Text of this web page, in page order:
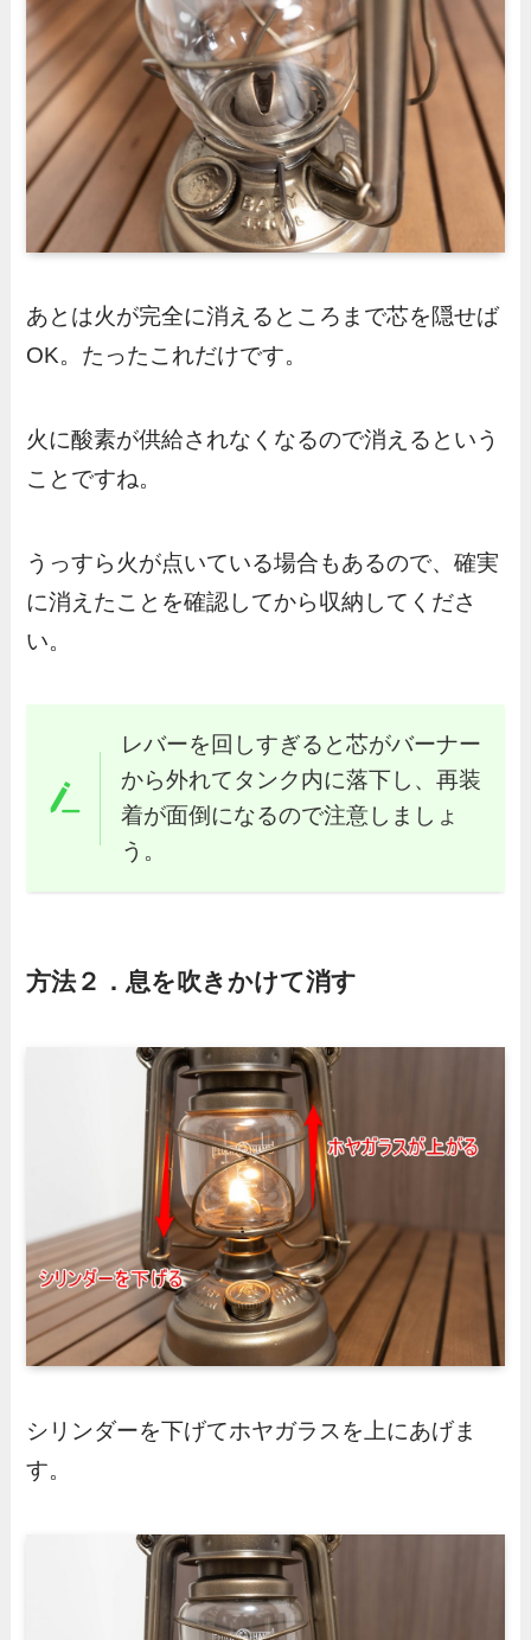
あとは火が完全に消えるところまで芯を隠せば
OK。たったこれだけです。
火に酸素が供給されなくなるので消えるという
ことですね。
うっすら火が点いている場合もあるので、確実
に消えたことを確認してから収納してくださ
い。
レバーを回しすぎると芯がバーナー
から外れてタンク内に落下し、再装
着が面倒になるので注意しましょ
う。
方法２．息を吹きかけて消す
シリンダーを下げてホヤガラスを上にあげま
す。